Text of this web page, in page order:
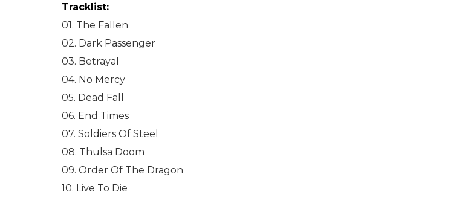
Tracklist:
01. The Fallen
02. Dark Passenger
03. Betrayal
04. No Mercy
05. Dead Fall
06. End Times
07. Soldiers Of Steel
08. Thulsa Doom
09. Order Of The Dragon
10. Live To Die